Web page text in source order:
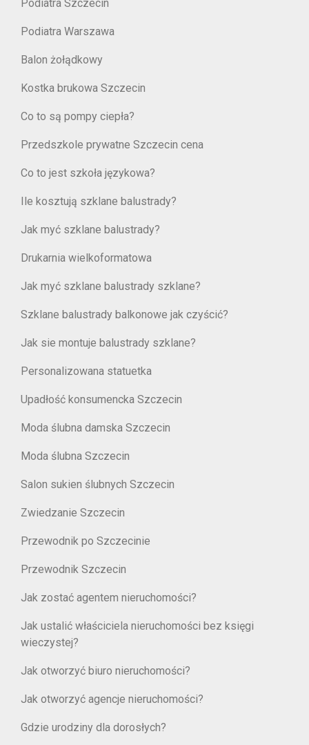
Podiatra Szczecin
Podiatra Warszawa
Balon żołądkowy
Kostka brukowa Szczecin
Co to są pompy ciepła?
Przedszkole prywatne Szczecin cena
Co to jest szkoła językowa?
Ile kosztują szklane balustrady?
Jak myć szklane balustrady?
Drukarnia wielkoformatowa
Jak myć szklane balustrady szklane?
Szklane balustrady balkonowe jak czyścić?
Jak sie montuje balustrady szklane?
Personalizowana statuetka
Upadłość konsumencka Szczecin
Moda ślubna damska Szczecin
Moda ślubna Szczecin
Salon sukien ślubnych Szczecin
Zwiedzanie Szczecin
Przewodnik po Szczecinie
Przewodnik Szczecin
Jak zostać agentem nieruchomości?
Jak ustalić właściciela nieruchomości bez księgi
wieczystej?
Jak otworzyć biuro nieruchomości?
Jak otworzyć agencje nieruchomości?
Gdzie urodziny dla dorosłych?